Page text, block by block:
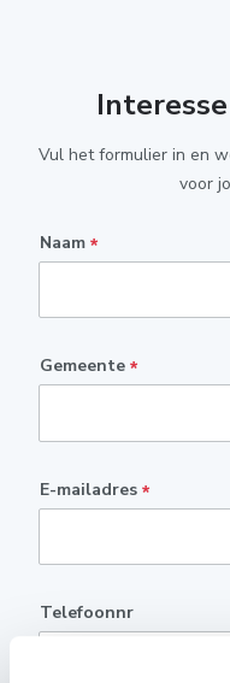
Vul het formulier in en
voor
Naam *
Gemeente *
E-mailadres *
Telefoonnr